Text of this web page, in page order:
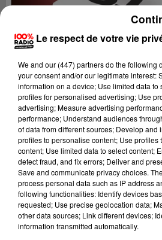
Lecture (1 min 14 sec)
100%
L'agenda du Comminges
Le respect de votre vie
We and our (447) partnersdo the following
your consent and/or our legitimate interest:
information on a device; Use limited data to
profiles for personalised advertising; Use
advertising; Measure advertising
performance; Understand audiences
of data from different sources; Develop and
profiles to personalise content; Use profiles
content; Use limited data to select content;
detect fraud, and fix errors; Deliver and
Save and communicate privacy choices.
process personal data such as IP address
following functionalities: Identify devices
requested; Use precise geolocation data;
other data sources; Link different devices;
information transmitted automatically.